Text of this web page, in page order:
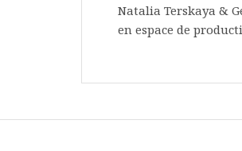
Natalia Terskaya &
en espace de